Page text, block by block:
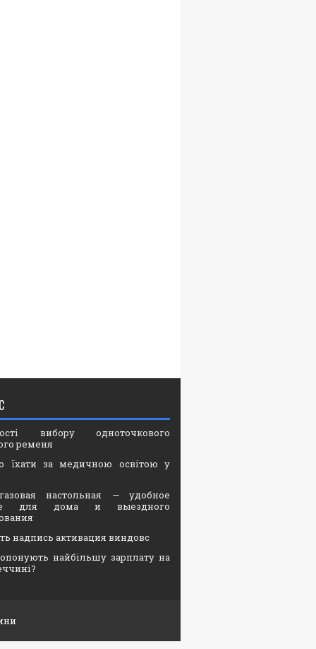
вибору одноточкового
ременя
їхати за медичною освітою у
настольная — удобное
для дома и выездного
надпись активация виндовс
найбільшу зарплату на